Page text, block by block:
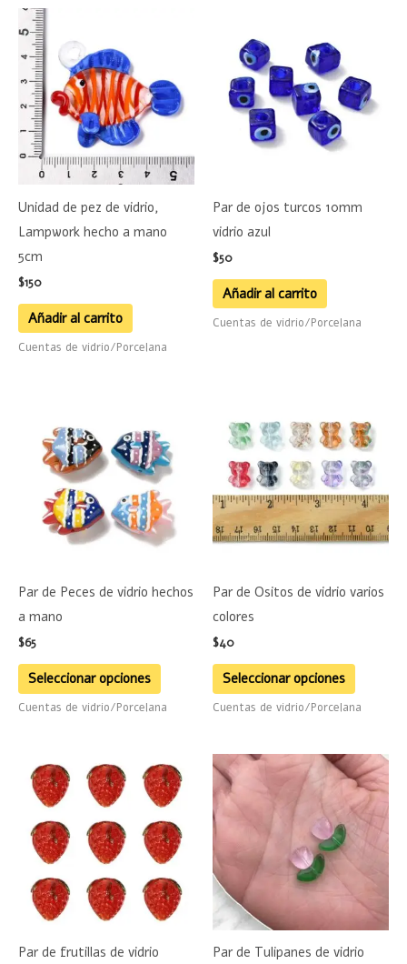
Unidad de pez de vidrio,
Lampwork hecho a mano
5cm
$150
Añadir al carrito
Cuentas de vidrio/Porcelana
Par de ojos turcos 10mm
vidrio azul
$50
Añadir al carrito
Cuentas de vidrio/Porcelana
Par de Peces de vidrio hechos
a mano
$65
Seleccionar opciones
producto
tiene
múltiples
variantes.
Las
opciones
pueden
página
Cuentas de vidrio/Porcelana
Par de Ositos de vidrio varios
colores
$40
Seleccionar opciones
producto
tiene
Las
pueden
página
Cuentas de vidrio/Porcelana
Par de frutillas de vidrio Par de Tulipanes de vidrio